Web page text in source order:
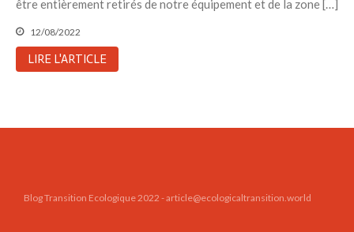
être entièrement retirés de notre équipement et de la zone […]
12/08/2022
LIRE L'ARTICLE
Blog Transition Ecologique 2022 - article@ecologicaltransition.world